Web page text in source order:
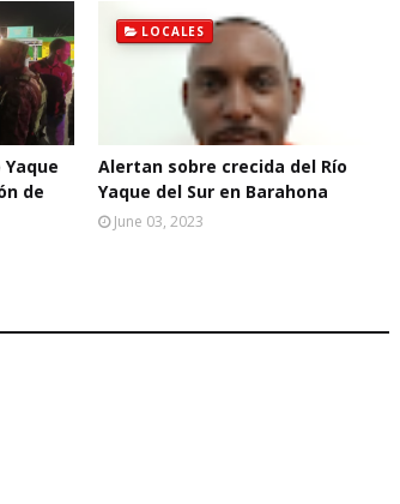
de
LOCALES
Alertan sobre crecida del Río
Yaque del Sur en Barahona
June 03, 2023